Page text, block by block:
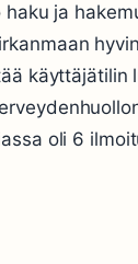
ja
käyttäjätilin
oli 6